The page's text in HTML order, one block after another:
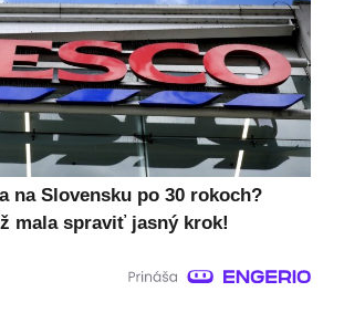
na Slovensku po 30 rokoch?
mala spraviť jasný krok!